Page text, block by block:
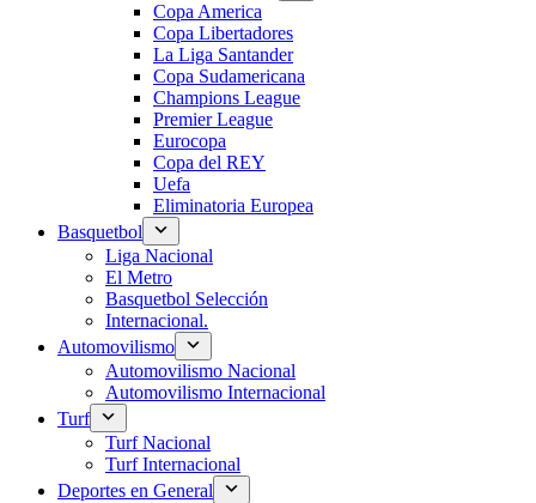
Copa America
Copa Libertadores
La Liga Santander
Copa Sudamericana
Champions League
Premier League
Eurocopa
Copa del REY
Uefa
Eliminatoria Europea
Basquetbol
Liga Nacional
El Metro
Basquetbol Selección
Internacional.
Automovilismo
Automovilismo Nacional
Automovilismo Internacional
Turf
Turf Nacional
Turf Internacional
Deportes en General